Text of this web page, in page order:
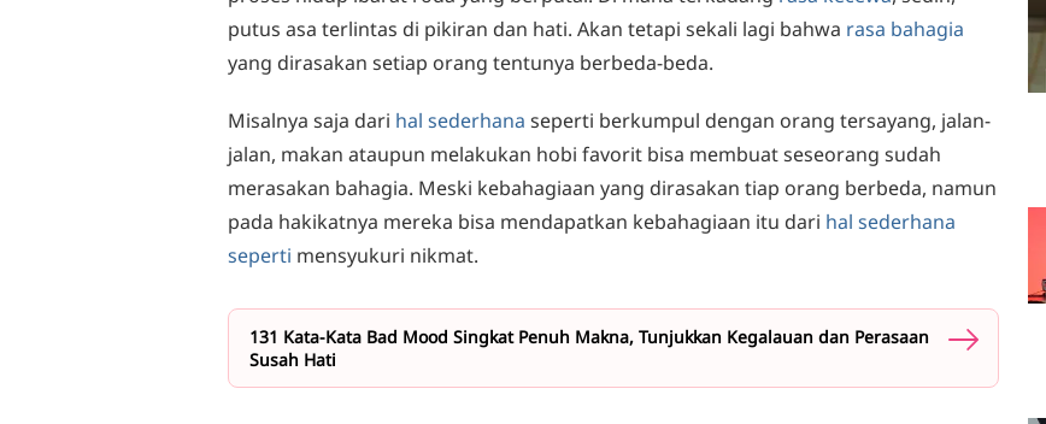
putus asa terlintas di pikiran dan hati. Akan tetapi sekali lagi bahwa rasa bahagia
yang dirasakan setiap orang tentunya berbeda-beda.
Misalnya saja dari hal sederhana seperti berkumpul dengan orang tersayang, jalan-
jalan, makan ataupun melakukan hobi favorit bisa membuat seseorang sudah
merasakan bahagia. Meski kebahagiaan yang dirasakan tiap orang berbeda, namun
pada hakikatnya mereka bisa mendapatkan kebahagiaan itu dari hal sederhana
seperti mensyukuri nikmat.
131 Kata-Kata Bad Mood Singkat Penuh Makna, Tunjukkan Kegalauan dan Perasaan
Susah Hati